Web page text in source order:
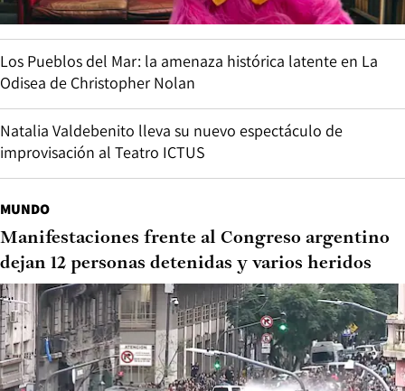
Los Pueblos del Mar: la amenaza histórica latente en La
Odisea de Christopher Nolan
Natalia Valdebenito lleva su nuevo espectáculo de
improvisación al Teatro ICTUS
MUNDO
Manifestaciones frente al Congreso argentino
dejan 12 personas detenidas y varios heridos